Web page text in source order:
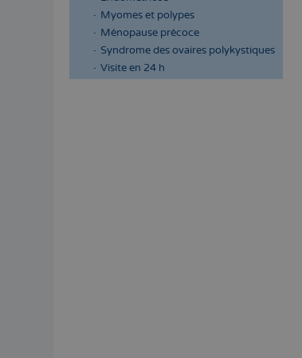
Myomes et polypes
Ménopause précoce
Syndrome des ovaires polykystiques
Visite en 24 h